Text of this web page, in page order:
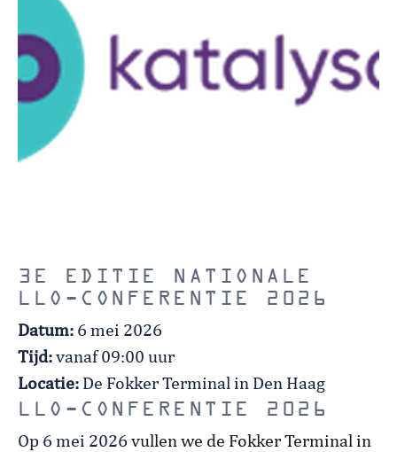
3E EDITIE NATIONALE
LLO-CONFERENTIE 2026
Datum: 6 mei 2026
Tijd: vanaf 09:00 uur
Locatie: De Fokker Terminal in Den Haag
LLO-CONFERENTIE 2026
Op 6 mei 2026 vullen we de Fokker Terminal in